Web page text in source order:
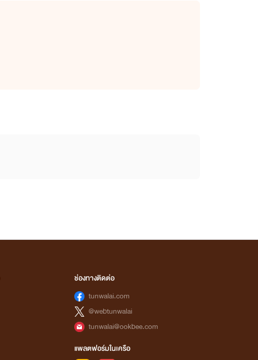
ช่องทางติดต่อ
tunwalai.com
@webtunwalai
tunwalai@ookbee.com
แพลตฟอร์มในเครือ